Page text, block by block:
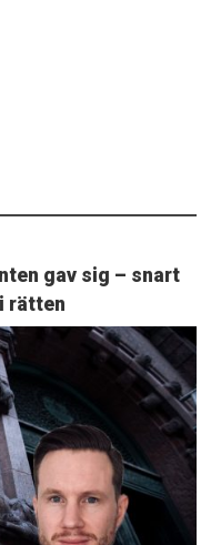
gav sig – snart
rätten